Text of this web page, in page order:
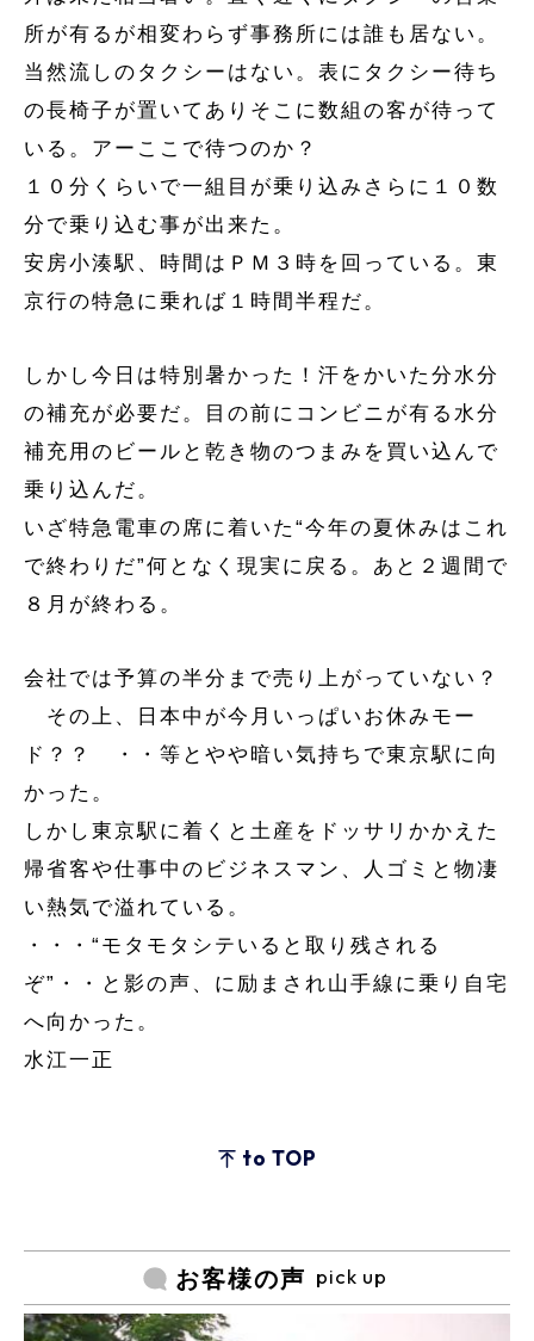
所が有るが相変わらず事務所には誰も居ない。
当然流しのタクシーはない。表にタクシー待ち
の長椅子が置いてありそこに数組の客が待って
いる。アーここで待つのか？
１０分くらいで一組目が乗り込みさらに１０数
分で乗り込む事が出来た。
安房小湊駅、時間はＰＭ３時を回っている。東
京行の特急に乗れば１時間半程だ。
しかし今日は特別暑かった！汗をかいた分水分
の補充が必要だ。目の前にコンビニが有る水分
補充用のビールと乾き物のつまみを買い込んで
乗り込んだ。
いざ特急電車の席に着いた“今年の夏休みはこれ
で終わりだ”何となく現実に戻る。あと２週間で
８月が終わる。
会社では予算の半分まで売り上がっていない？
その上、日本中が今月いっぱいお休みモー
ド？？
・・等とやや暗い気持ちで東京駅に向
かった。
しかし東京駅に着くと土産をドッサリかかえた
帰省客や仕事中のビジネスマン、人ゴミと物凄
い熱気で溢れている。
・・・“モタモタシテいると取り残される
ぞ”・・と影の声、に励まされ山手線に乗り自宅
へ向かった。
水江一正
to TOP
お客様の声 pick up